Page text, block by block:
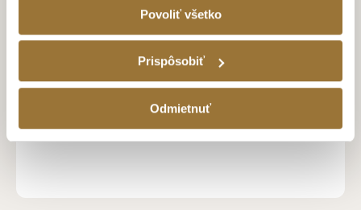
Povoliť všetko
Prispôsobiť
Odmietnuť